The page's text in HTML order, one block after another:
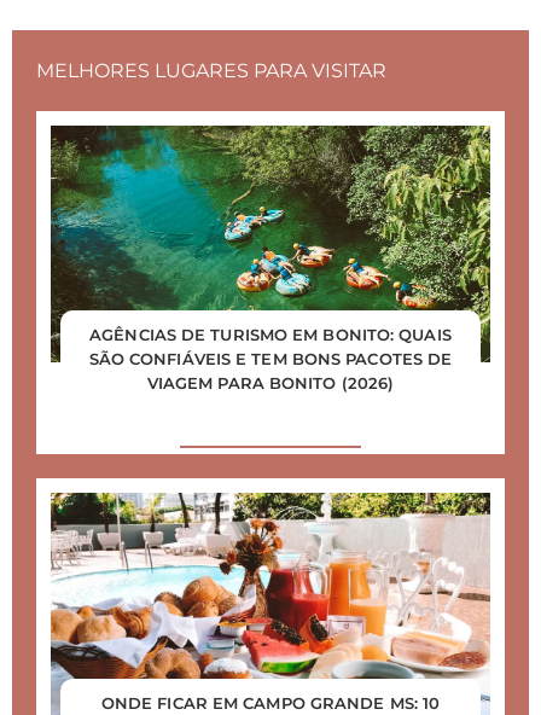
MELHORES LUGARES PARA VISITAR
AGÊNCIAS DE TURISMO EM BONITO: QUAIS
SÃO CONFIÁVEIS E TEM BONS PACOTES DE
VIAGEM PARA BONITO (2026)
ONDE FICAR EM CAMPO GRANDE MS: 10